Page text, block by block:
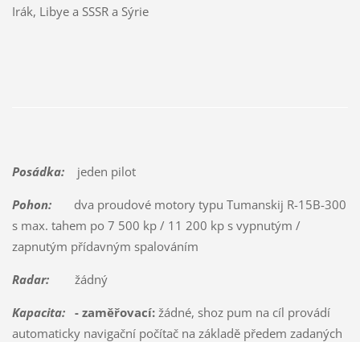
Irák, Libye a SSSR a Sýrie
Posádka:jeden pilot
Pohon:dva proudové motory typu Tumanskij R-15B-300
s max. tahem po 7 500 kp / 11 200 kp s vypnutým /
zapnutým přídavným spalováním
Radar:žádný
Kapacita: - zaměřovací:žádné, shoz pum na cíl provádí
automaticky navigační počítač na základě předem zadaných